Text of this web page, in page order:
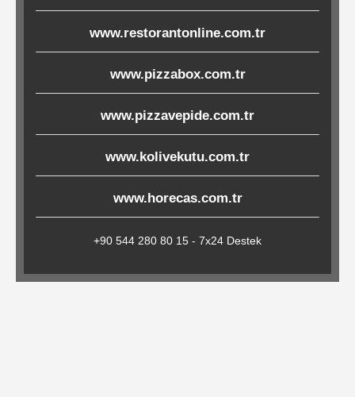
Torbaları
Tepsi
Altlıkları
Amerikan
Servisler
&
Kağıt
www.restorantonline.com.tr
www.pizzabox.com.tr
www.pizzavepide.com.tr
www.kolivekutu.com.tr
www.horecas.com.tr
+90 544 280 80 15 - 7x24 Destek